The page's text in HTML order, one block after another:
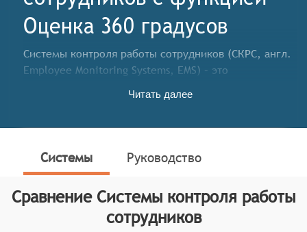
Оценка 360 градусов
Системы контроля работы сотрудников (СКРС, англ.
Employee Monitoring Systems, EMS) – это
отслеживать работу своих сотрудников в режиме
пунктуальности и других аспектов работы
Системы контроля работы сотрудников используются
в различных организациях для повышения
эффективности работы сотрудников,
Читать далее
Системы Руководство
Сравнение Системы контроля работы
сотрудников